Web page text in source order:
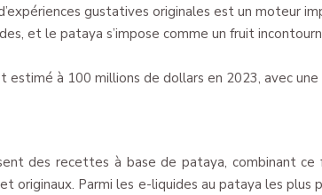
gustatives originales est un moteur
et le pataya s’impose comme un fruit
estimé à 100 millions de dollars en 2023, avec une
des recettes à base de pataya, combinant ce
originaux. Parmi les e-liquides au pataya les plus